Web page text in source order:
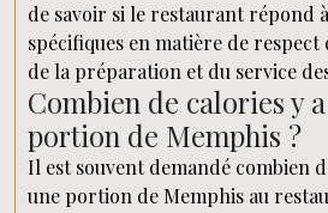
de savoir si le restaurant répond
spécifiques en matière de
de la préparation et du service
Combien de calories y
portion de Memphis ?
Il est souvent demandé combien
une portion de Memphis au